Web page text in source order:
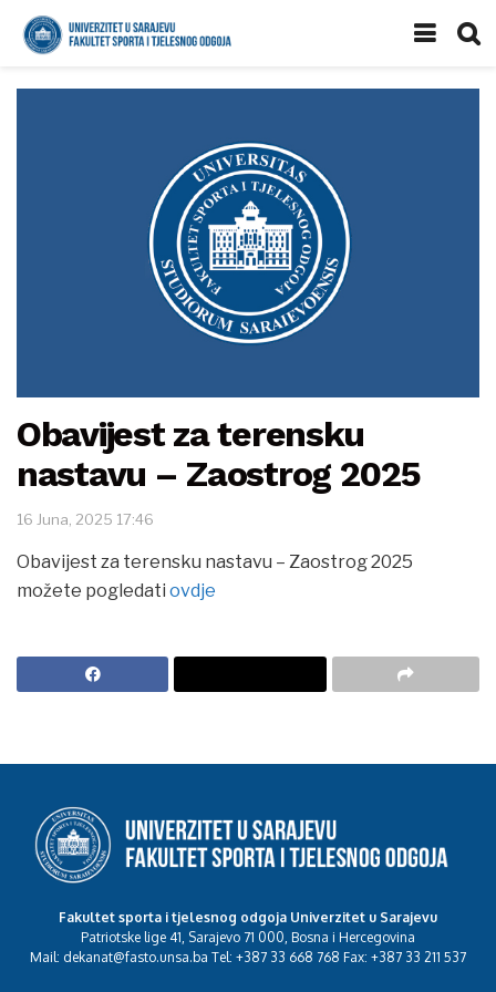
Obavijest za terensku
nastavu – Zaostrog 2025
16 Juna, 2025 17:46
Obavijest za terensku nastavu – Zaostrog 2025
možete pogledati ovdje
Fakultet sporta i tjelesnog odgoja Univerzitet u Sarajevu
Patriotske lige 41, Sarajevo 71 000, Bosna i Hercegovina
Mail: dekanat@fasto.unsa.ba Tel: +387 33 668 768 Fax: +387 33 211 537